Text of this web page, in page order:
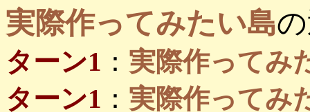
実際作ってみたい島
ターン1 ： 実際作ってみ
ターン1 ： 実際作ってみ